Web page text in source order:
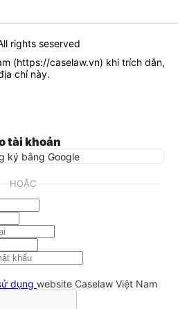
rights seserved
(https://caselaw.vn) khi trích dẫn,
chỉ này.
tài khoản
ký bằng Google
HOẶC
dụng website Caselaw Việt Nam